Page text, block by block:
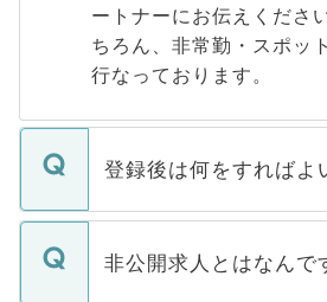
ートナーにお伝えくださ
ちろん、非常勤・スポッ
行なっております。
登録後は何をすればよ
ご登録いただきましたら
登録内容を確認し、その
非公開求人とはなんで